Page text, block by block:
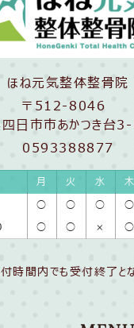
ほね元気整体整骨院
〒512-8046
日市市あかつき台
0593388877
月 火 水 木
◯ ◯ ◯ ◯
◯ ◯ × ◯
時間内でも受付終了と